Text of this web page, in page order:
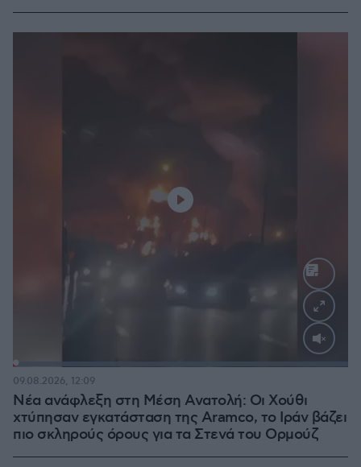
Νέα ανάφλεξη στη Μέση Ανατολή: Οι Χούθι
χτύπησαν εγκατάσταση της Aramco, το Ιράν βάζει
πιο σκληρούς όρους για τα Στενά του Ορμούζ
09.08.2026, 12:09